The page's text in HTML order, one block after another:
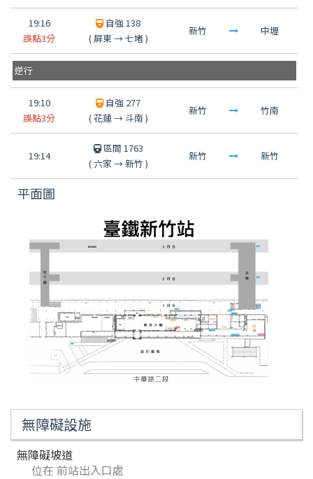
19:16
誤點3分
自強 138
(屏東→七堵)
新竹 中壢
逆行
19:10
誤點3分
自強 277
(花蓮→斗南)
新竹 竹南
19:14
區間 1763
( 六家→新竹 )
新竹 新竹
平面圖
無障礙設施
無障礙坡道
位在 前站出入口處